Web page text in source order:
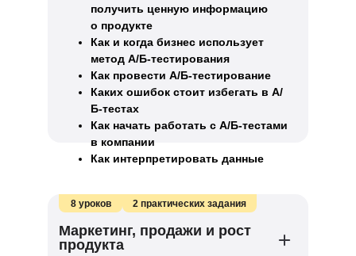
получить ценную информацию
о продукте
Как и когда бизнес использует
метод A/Б-тестирования
Как провести A/Б-тестирование
Каких ошибок стоит избегать в A/
Б-тестах
Как начать работать с A/Б-тестами
в компании
Как интерпретировать данные
8 уроков 2 практических задания
Маркетинг, продажи и рост
продукта